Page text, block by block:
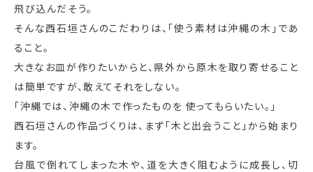
飛び込んだそう。
そんな西石垣さんのこだわりは、「使う素材は沖縄の木」であ
ること。
大きなお皿が作りたいからと、県外から原木を取り寄せること
は簡単ですが、敢えてそれをしない。
「沖縄では、沖縄の木で作ったものを 使ってもらいたい。」
西石垣さんの作品づくりは、まず「木と出会うこと」から始まり
ます。
台風で倒れてしまった木や、道を大きく阻むように成長し、切